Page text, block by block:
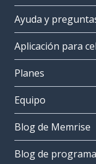
Ayuda y
Aplicación para
Planes
Equipo
Blog de Memrise
Blog de